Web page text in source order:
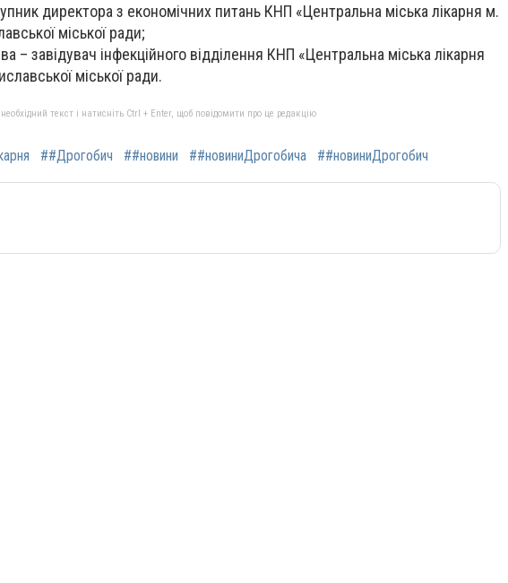
директора з економічних питань КНП «Центральна міська лікарня м.
міської ради;
– завідувач інфекційного відділення КНП «Центральна міська лікарня
міської ради.
текст і натисніть Ctrl + Enter, щоб повідомити про це редакцію
##Дрогобич ##новини ##новиниДрогобича ##новиниДрогобич